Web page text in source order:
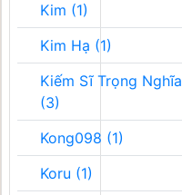
Kim (1)
Kim Hạ (1)
Kiếm Sĩ Trọng Nghĩa
(3)
Kong098 (1)
Koru (1)